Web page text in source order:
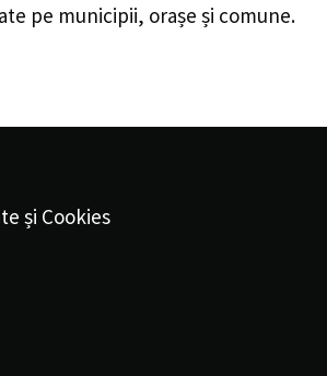
pe municipii, orașe și comune.
și Cookies